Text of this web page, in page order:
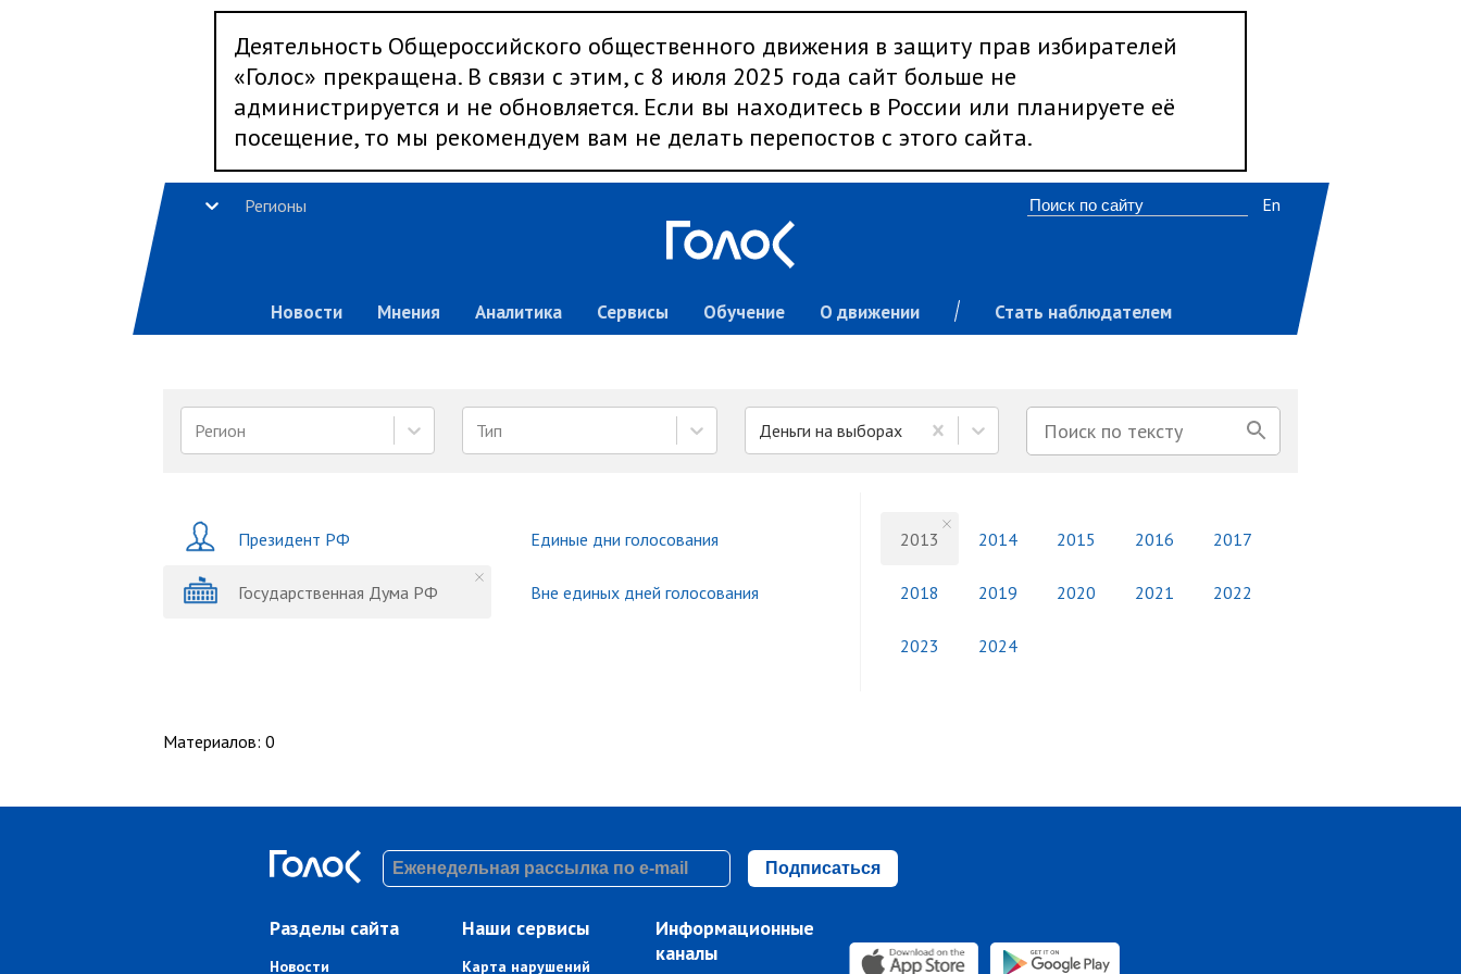
Деятельность Общероссийского общественного движения в защиту прав избирателей
«Голос» прекращена. В связи с этим, с 8 июля 2025 года сайт больше не
администрируется и не обновляется. Если вы находитесь в России или планируете её
посещение, то мы рекомендуем вам не делать перепостов с этого сайта.
Регионы
Новости Мнения Аналитика Сервисы Обучение О движении Стать наблюдателем
En
Регион Тип Деньги на выборах
Президент РФ
Государственная Дума РФ
Единые дни голосования
Вне единых дней голосования
2013 2014 2015 2016 2017
2018 2019 2020 2021 2022
2023 2024
Материалов: 0
Подписаться
Разделы сайта
Новости
Наши сервисы
Карта нарушений
Информационные
каналы